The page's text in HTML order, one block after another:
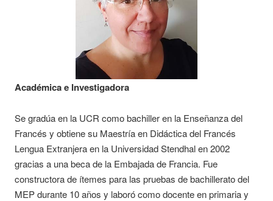
Académica e Investigadora
Se gradúa en la UCR como bachiller en la Enseñanza del
Francés y obtiene su Maestría en Didáctica del Francés
Lengua Extranjera en la Universidad Stendhal en 2002
gracias a una beca de la Embajada de Francia. Fue
constructora de ítemes para las pruebas de bachillerato del
MEP durante 10 años y laboró como docente en primaria y